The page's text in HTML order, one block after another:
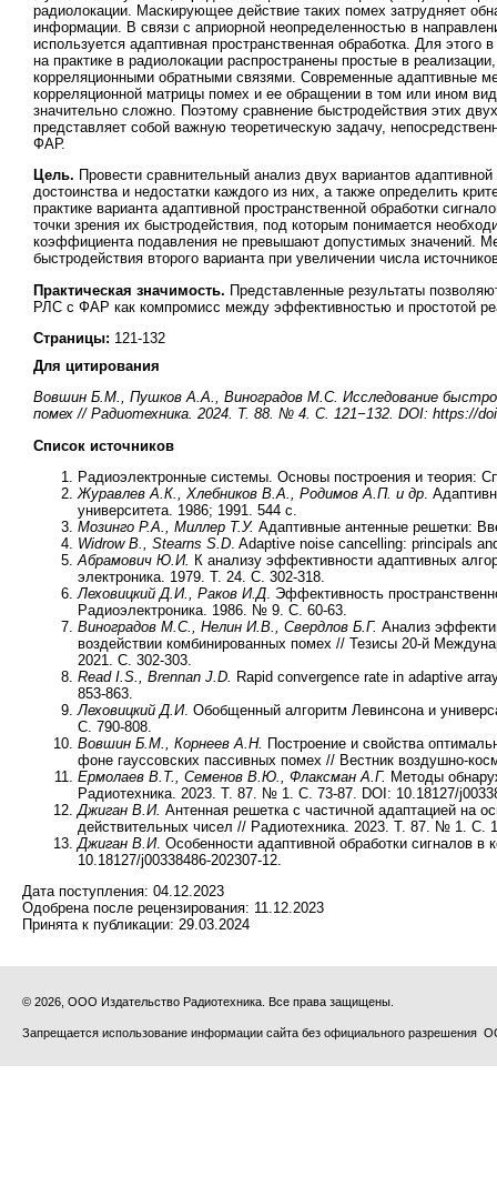
радиолокации. Маскирующее действие таких помех затрудняет
информации. В связи с априорной неопределенностью в
используется адаптивная пространственная обработка. Для
на практике в радиолокации распространены простые в
корреляционными обратными связями. Современные адаптивные
корреляционной матрицы помех и ее обращении в том или ином
значительно сложно. Поэтому сравнение быстродействия этих
представляет собой важную теоретическую задачу,
ФАР.
Цель. Провести сравнительный анализ двух вариантов
достоинства и недостатки каждого из них, а также определить
практике варианта адаптивной пространственной обработки
точки зрения их быстродействия, под которым понимается
коэффициента подавления не превышают допустимых значений.
быстродействия второго варианта при увеличении числа
Практическая значимость. Представленные результаты
РЛС с ФАР как компромисс между эффективностью и простотой
Страницы: 121-132
Для цитирования
Вовшин Б.М., Пушков А.А., Виноградов М.С. Исследование
помех // Радиотехника. 2024. Т. 88. № 4. С. 121−132. DOI: https://
Список источников
Радиоэлектронные системы. Основы построения и теория:
Журавлев А.К., Хлебников В.А., Родимов А.П. и др .
университета. 1986; 1991. 544 с.
Мозинго Р.А., Миллер Т.У. Адаптивные антенные решетки:
Widrow B., Stearns S.D . Adaptive noise cancelling: principals
Абрамович Ю.И. К анализу эффективности адаптивных
электроника. 1979. Т. 24. С. 302-318.
Леховицкий Д.И., Раков И.Д . Эффективность
Радиоэлектроника. 1986. № 9. С. 60-63.
Виноградов М.С., Нелин И.В., Свердлов Б.Г. Анализ
воздействии комбинированных помех // Тезисы 20-й
2021. С. 302-303.
Read I.S., Brennan J.D.
Rapid convergence rate in adaptive
853-863.
Леховицкий Д.И. Обобщенный алгоритм Левинсона и
С. 790-808.
Вовшин Б.М., Корнеев А.Н. Построение и свойства
фоне гауссовских пассивных помех // Вестник воздушно-
Ермолаев В.Т., Семенов В.Ю., Флаксман А.Г. Методы
Радиотехника. 2023. Т. 87. № 1. С. 73-87. DOI: 10.18127/
Джиган В.И. Антенная решетка с частичной адаптацией на
действительных чисел // Радиотехника. 2023. Т. 87. № 1. С.
Джиган В.И. Особенности адаптивной обработки сигналов
10.18127/j00338486-202307-12.
Дата поступления: 04.12.2023
Одобрена после рецензирования: 11.12.2023
Принята к публикации: 29.03.2024
© 2026, ООО Издательство Радиотехника. Все права защищены.
Запрещается использование информации сайта без официального разрешения